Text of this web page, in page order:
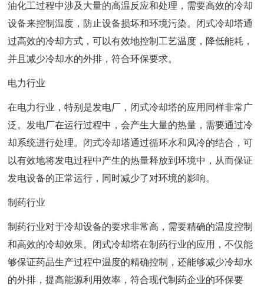
油化工过程中涉及大量的高温反应和处理，需要高效的冷却
设备来控制温度，防止设备损坏和环境污染。闭式冷却塔通
过高效的冷却方式，可以有效地控制工艺温度，降低能耗，
并且减少冷却水的外排，符合环保要求。
电力行业
在电力行业，特别是发电厂，闭式冷却塔的应用同样非常广
泛。发电厂在运行过程中，会产生大量的热量，需要通过冷
却系统进行处理。闭式冷却塔通过循环水和风冷的结合，可
以有效地将发电过程中产生的热量释放到环境中，从而保证
发电设备的正常运行，同时减少了对环境的影响。
制药行业
制药行业对于冷却设备的要求非常高，需要精确的温度控制
和高效的冷却效果。闭式冷却塔在制药行业的应用，不仅能
够保证药品生产过程中温度的精确控制，还能够减少冷却水
的外排，提高能源利用效率，符合现代制药企业的环保要